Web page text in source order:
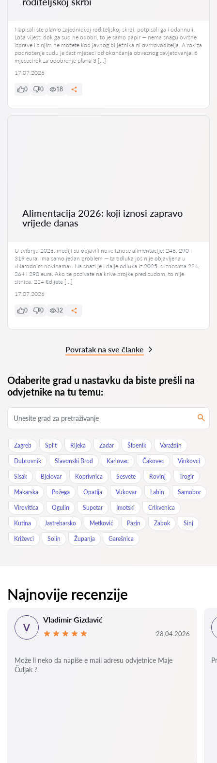
Napisali ste plan o zajedničkoj roditeljskoj skrbi, potpisali ga i odahnuli.
Loša vijest: dok ga sud ne odobri, to je samo papir — nema snagu ovršne
isprave i s njim ne možete kod javnog bilježnika ni ovrhovoditelja. A rok za
podnošenje sudu je šest mjeseci od okončanja obveznog savjetovanja. 6
mjesecirok za odobrenje plana 3 […]
17.07.2026
0 0 18
Alimentacija 2026: koji iznosi zapravo
vrijede danas
U svibnju 2026. mediji su objavili nove iznose alimentacije: 246, 290 i
319 eura. Ima samo jedan problem — ta odluka još nije objavljena u
»Narodnim novinama«. Na snazi je i dalje odluka iz 2025. s iznosima 224,
264 i 290 eura. Ako se pozivate na krive brojke pred sudom, to nije
sitnica. 224 €dijete […]
17.07.2026
0 0 32
Povratak na sve članke
Odaberite grad u nastavku da biste prešli na
odvjetnike na tu temu:
Zagreb Split Rijeka Zadar Šibenik Varaždin
Dubrovnik Slavonski Brod Karlovac Čakovec Vinkovci
Sisak Bjelovar Koprivnica Sesvete Rovinj Trogir
Makarska Požega Opatija Vukovar Labin Samobor
Virovitica Ogulin Supetar Imotski Crikvenica
Kutina Jastrebarsko Metković Pazin Zabok Sinj
Križevci Solin Županja Garešnica
Najnovije recenzije
V
Vladimir Gizdavić
28.04.2026
Može li neko da napiše e mail adresu odvjetnice Maje
Čuljak ?